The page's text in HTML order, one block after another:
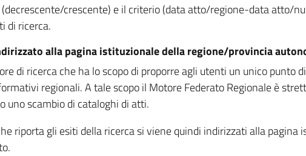
crescente) e il criterio (data atto/regione-data atto/
di ricerca.
alla pagina istituzionale della regione/provincia
di ricerca che ha lo scopo di proporre agli utenti un unico punto
regionali. A tale scopo il Motore Federato Regionale è
scambio di cataloghi di atti.
riporta gli esiti della ricerca si viene quindi indirizzati alla pagina